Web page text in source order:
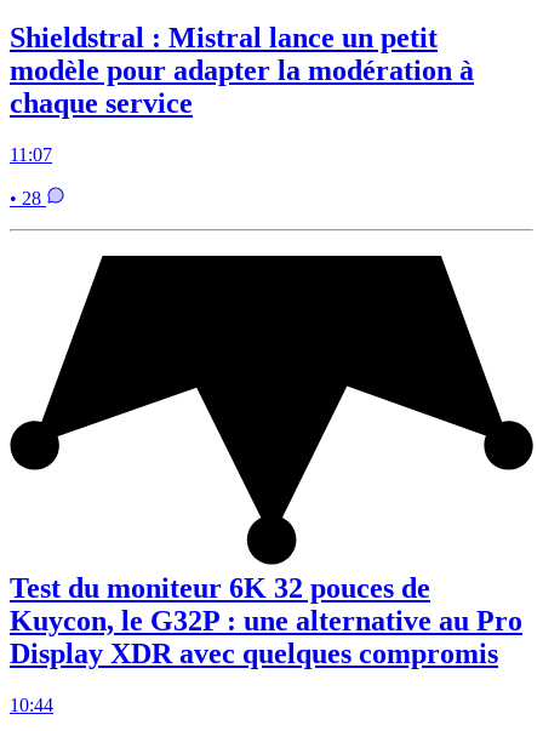
Shieldstral : Mistral lance un petit
modèle pour adapter la modération à
chaque service
11:07
• 28
Test du moniteur 6K 32 pouces de
Kuycon, le G32P : une alternative au Pro
Display XDR avec quelques compromis
10:44